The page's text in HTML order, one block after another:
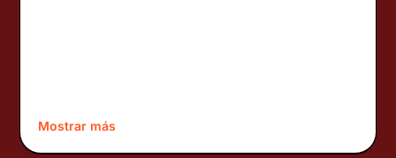
Mostrar más